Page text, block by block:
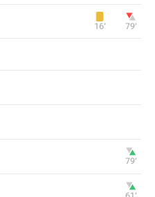
16‎’‎ 79‎’‎
79‎’‎